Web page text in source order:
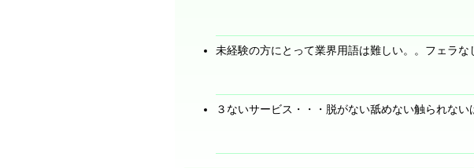
未経験の方にとって業界用語は難しい。。フェラな
３ないサービス・・・脱がない舐めない触られない